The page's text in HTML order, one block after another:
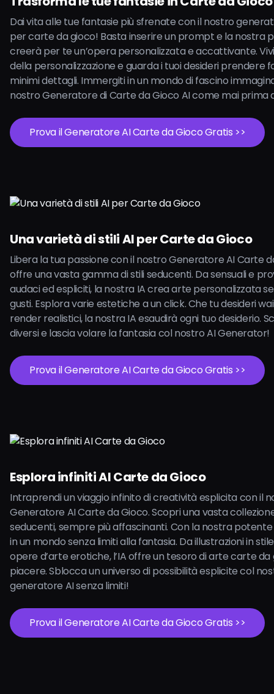
Dai vita alle tue fantasie più sfrenate con il nostro
per carte da gioco! Basta inserire un prompt e la nostra
creerà per te un’opera personalizzata e accattivante.
della personalizzazione e guarda i tuoi desideri prendere
minimi dettagli. Immergiti in un mondo di fascino
nostro Generatore di Carte da Gioco AI come mai prima
Prova il Generatore AI Carte da Gioco Gratis >>
Una varietà di stili AI per Carte da Gioco
Libera la tua passione con il nostro Generatore AI Carte
offre una vasta gamma di stili seducenti. Da sensuali e
audaci ed espliciti, la nostra IA crea arte personalizzata
gusti. Esplora varie estetiche a un click. Che tu desideri
render realistici, la nostra IA esaudirà ogni tuo desiderio.
diversi e lascia volare la fantasia col nostro AI Generator!
Prova il Generatore AI Carte da Gioco Gratis >>
Esplora infiniti AI Carte da Gioco
Intraprendi un viaggio infinito di creatività esplicita con il
Generatore AI Carte da Gioco. Scopri una vasta
seducenti, sempre più affascinanti. Con la nostra
in un mondo senza limiti alla fantasia. Da illustrazioni in
opere d’arte erotiche, l’IA offre un tesoro di arte carte
piacere. Sblocca un universo di possibilità esplicite col
generatore AI senza limiti!
Prova il Generatore AI Carte da Gioco Gratis >>